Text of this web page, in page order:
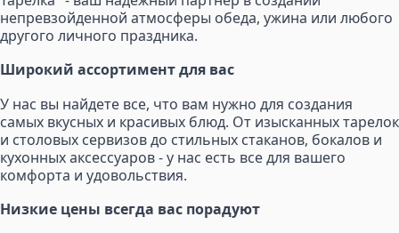
непревзойденной атмосферы обеда, ужина или любого
другого личного праздника.
Широкий ассортимент для вас
У нас вы найдете все, что вам нужно для создания
самых вкусных и красивых блюд. От изысканных тарелок
и столовых сервизов до стильных стаканов, бокалов и
кухонных аксессуаров - у нас есть все для вашего
комфорта и удовольствия.
Низкие цены всегда вас порадуют